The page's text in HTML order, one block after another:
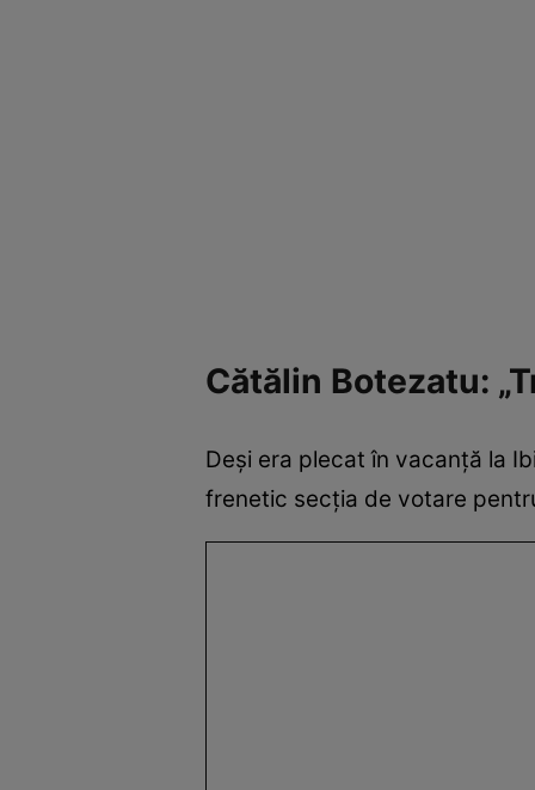
Cătălin Botezatu:
Deși era plecat în vacanță la
frenetic secția de votare